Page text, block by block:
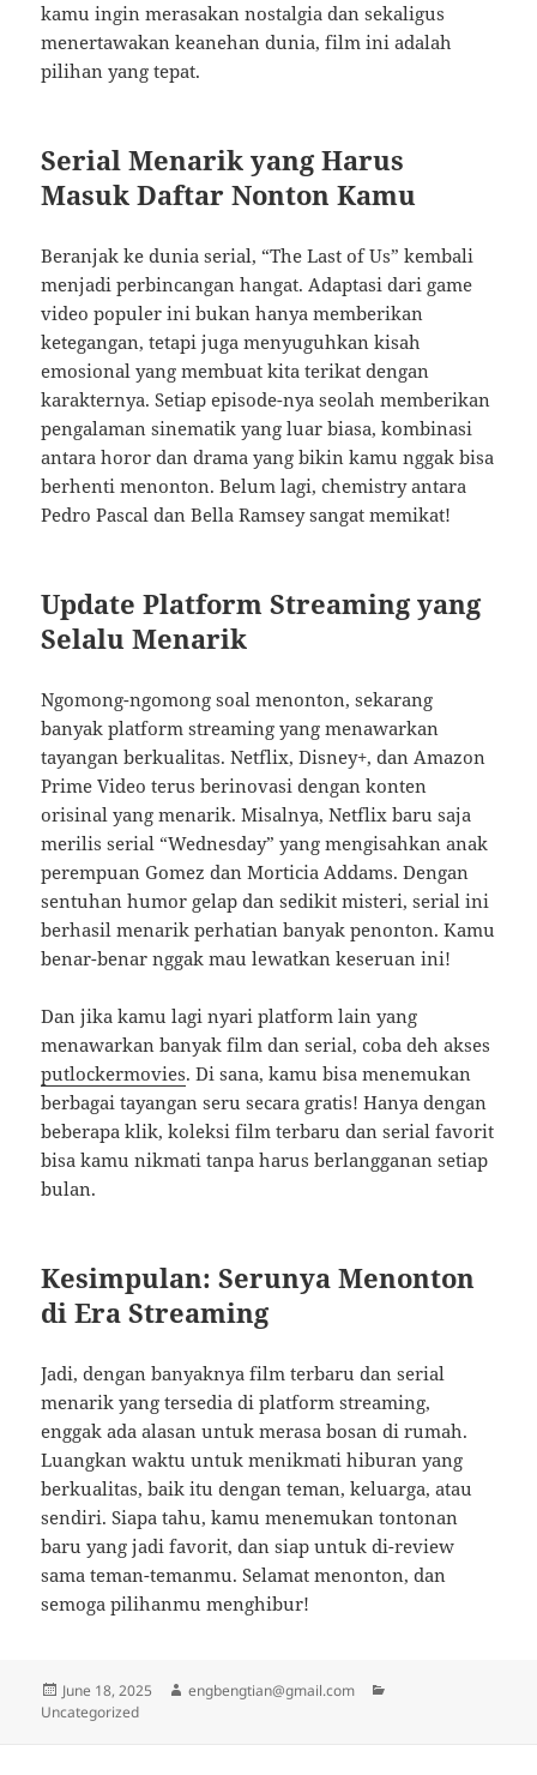
kamu ingin merasakan nostalgia dan sekaligus
menertawakan keanehan dunia, film ini adalah
pilihan yang tepat.
Serial Menarik yang Harus
Masuk Daftar Nonton Kamu
Beranjak ke dunia serial, “The Last of Us” kembali
menjadi perbincangan hangat. Adaptasi dari game
video populer ini bukan hanya memberikan
ketegangan, tetapi juga menyuguhkan kisah
emosional yang membuat kita terikat dengan
karakternya. Setiap episode-nya seolah memberikan
pengalaman sinematik yang luar biasa, kombinasi
antara horor dan drama yang bikin kamu nggak bisa
berhenti menonton. Belum lagi, chemistry antara
Pedro Pascal dan Bella Ramsey sangat memikat!
Update Platform Streaming yang
Selalu Menarik
Ngomong-ngomong soal menonton, sekarang
banyak platform streaming yang menawarkan
tayangan berkualitas. Netflix, Disney+, dan Amazon
Prime Video terus berinovasi dengan konten
orisinal yang menarik. Misalnya, Netflix baru saja
merilis serial “Wednesday” yang mengisahkan anak
perempuan Gomez dan Morticia Addams. Dengan
sentuhan humor gelap dan sedikit misteri, serial ini
berhasil menarik perhatian banyak penonton. Kamu
benar-benar nggak mau lewatkan keseruan ini!
Dan jika kamu lagi nyari platform lain yang
menawarkan banyak film dan serial, coba deh akses
putlockermovies. Di sana, kamu bisa menemukan
berbagai tayangan seru secara gratis! Hanya dengan
beberapa klik, koleksi film terbaru dan serial favorit
bisa kamu nikmati tanpa harus berlangganan setiap
bulan.
Kesimpulan: Serunya Menonton
di Era Streaming
Jadi, dengan banyaknya film terbaru dan serial
menarik yang tersedia di platform streaming,
enggak ada alasan untuk merasa bosan di rumah.
Luangkan waktu untuk menikmati hiburan yang
berkualitas, baik itu dengan teman, keluarga, atau
sendiri. Siapa tahu, kamu menemukan tontonan
baru yang jadi favorit, dan siap untuk di-review
sama teman-temanmu. Selamat menonton, dan
semoga pilihanmu menghibur!
Posted
on
June 18, 2025 Author
engbengtian@gmail.com
Uncategorized